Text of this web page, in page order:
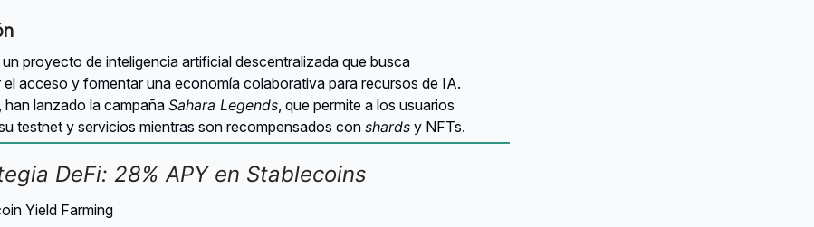
un proyecto de inteligencia artificial descentralizada que busca
acceso y fomentar una economía colaborativa para recursos de IA.
han lanzado la campañaSahara Legends, que permite a los usuarios
testnet y servicios mientras son recompensados conshards y NFTs.
DeFi: 28% APY en Stablecoins
Yield Farming